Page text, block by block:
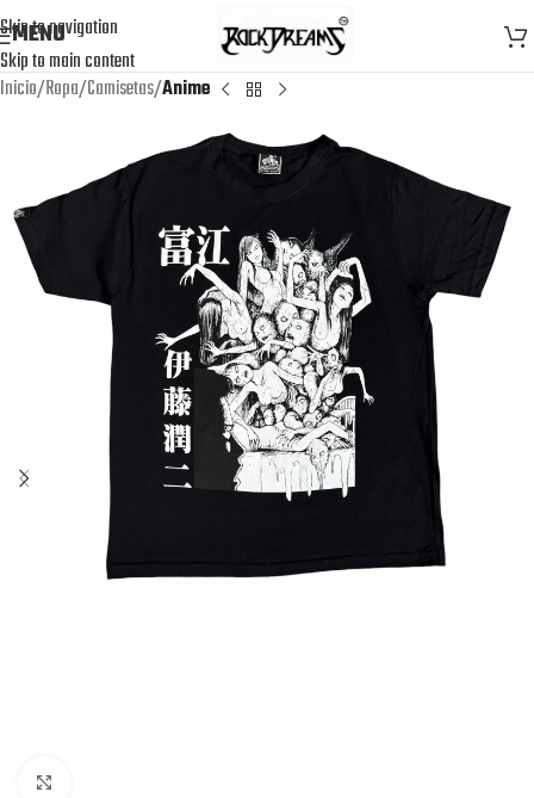
Skip to navigation
Skip to main content
MENU
Inicio Ropa Camisetas Anime